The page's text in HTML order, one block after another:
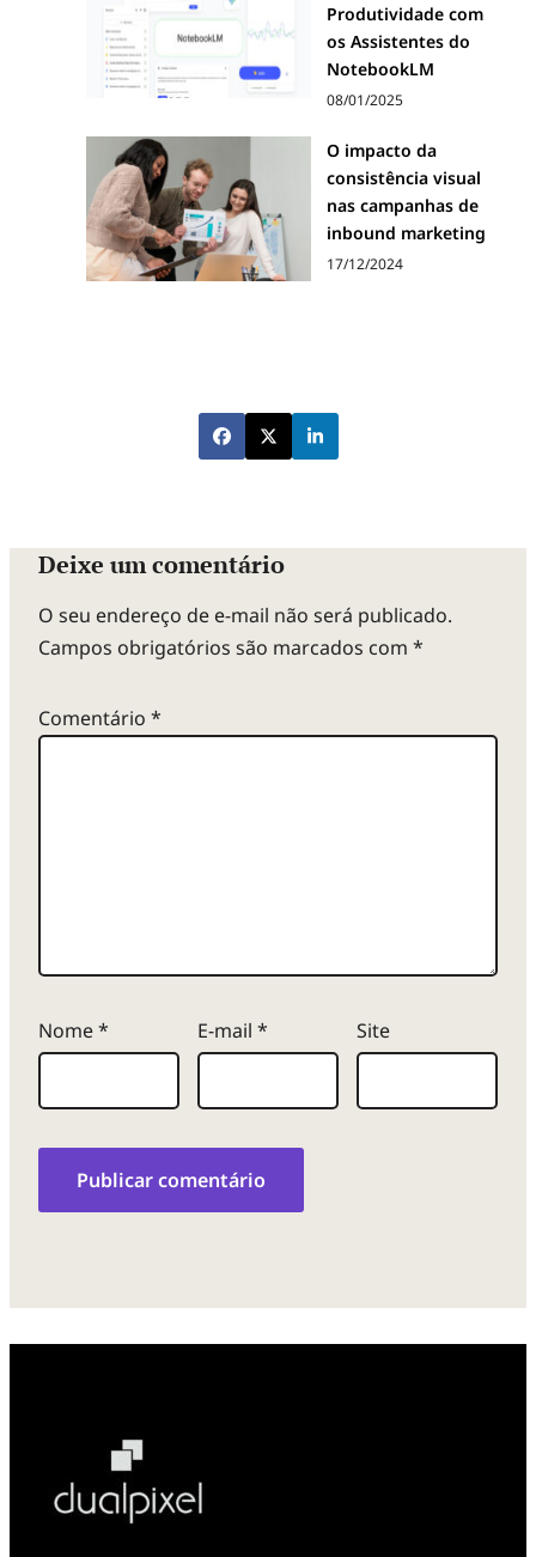
Produtividade com
os Assistentes do
NotebookLM
08/01/2025
O impacto da
consistência visual
nas campanhas de
inbound marketing
17/12/2024
Deixe um comentário
O seu endereço de e-mail não será publicado.
Campos obrigatórios são marcados com *
Comentário *
Nome* E-mail * Site